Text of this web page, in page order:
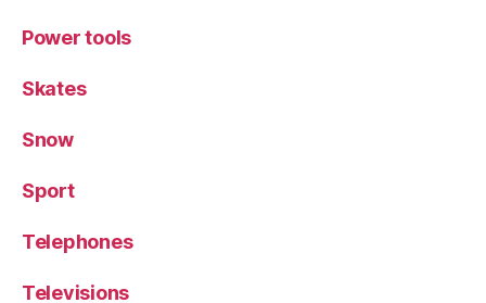
Power tools
Skates
Snow
Sport
Telephones
Televisions